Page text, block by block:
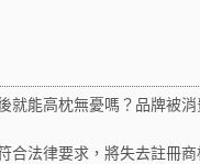
就能高枕無憂嗎？品牌被
合法律要求，將失去註冊